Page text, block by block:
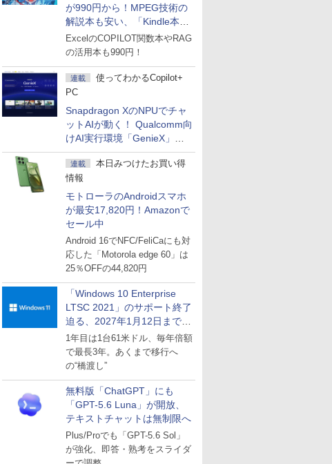
が990円から！MPEG技術の
解説本も安い、「Kindle本サ
マーセール」第2弾開始！
ExcelのCOPILOT関数本やRAG
の活用本も990円！
連載
使ってわかるCopilot+
PC
Snapdragon XのNPUでチャ
ットAIが動く！ Qualcomm向
けAI実行環境「GenieX」を
試してみた
連載
本日みつけたお買い得
情報
モトローラのAndroidスマホ
が最安17,820円！Amazonで
セール中
Android 16でNFC/FeliCaにも対
応した「Motorola edge 60」は
25％OFFの44,820円
「Windows 10 Enterprise
LTSC 2021」のサポート終了
迫る、2027年1月12日まで
～ESUは9月1日から販売
1年目は1台61米ドル、毎年倍額
で最長3年。あくまで移行へ
の“橋渡し”
無料版「ChatGPT」にも
「GPT-5.6 Luna」が開放、
テキストチャットは無制限へ
Plus/Proでも「GPT-5.6 Sol」
が強化、即答・熟考をスライダ